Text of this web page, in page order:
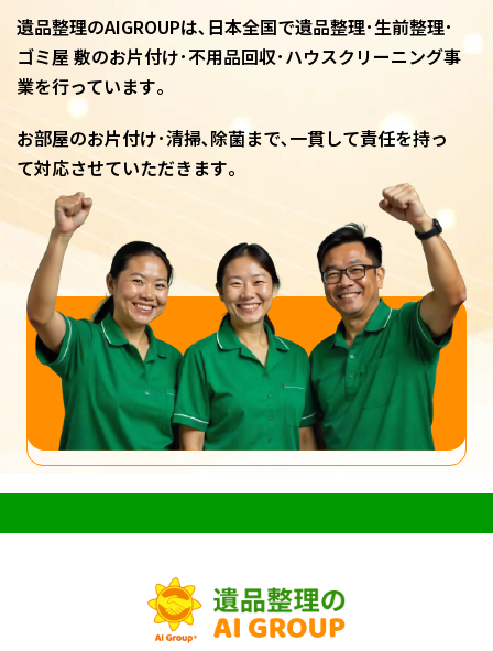
遺品整理のAIGROUPは､日本全国で遺品整理･生前整理･
ゴミ屋 敷のお片付け･不用品回収･ハウスクリーニング事
業を行っています｡
お部屋のお片付け･清掃､除菌まで､一貫して責任を持っ
て対応させていただきます｡